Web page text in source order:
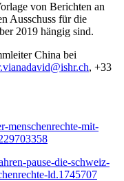
von Berichten an
Ausschuss für die
2019 hängig sind.
China bei
, +33
menschenrechte-mit-
pause-die-schweiz-
ld.1745707